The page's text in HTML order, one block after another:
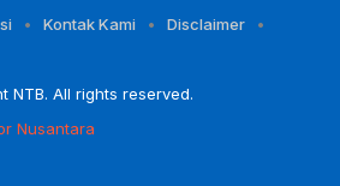
Kontak Kami
Disclaimer
NTB. All rights reserved.
Nusantara